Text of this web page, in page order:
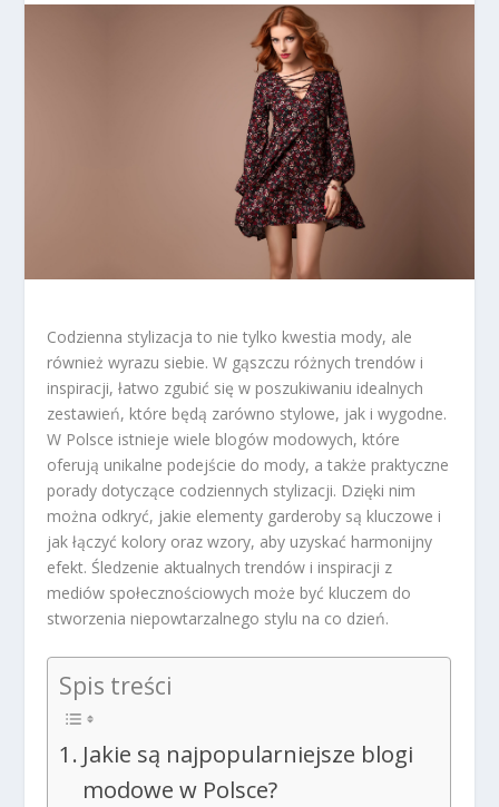
Codzienna stylizacja to nie tylko kwestia mody, ale
również wyrazu siebie. W gąszczu różnych trendów i
inspiracji, łatwo zgubić się w poszukiwaniu idealnych
zestawień, które będą zarówno stylowe, jak i wygodne.
W Polsce istnieje wiele blogów modowych, które
oferują unikalne podejście do mody, a także praktyczne
porady dotyczące codziennych stylizacji. Dzięki nim
można odkryć, jakie elementy garderoby są kluczowe i
jak łączyć kolory oraz wzory, aby uzyskać harmonijny
efekt. Śledzenie aktualnych trendów i inspiracji z
mediów społecznościowych może być kluczem do
stworzenia niepowtarzalnego stylu na co dzień.
Spis treści
Jakie są najpopularniejsze blogi
modowe w Polsce?